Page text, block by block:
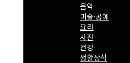
음악
미술·공예
요리
사진
건강
생활상식